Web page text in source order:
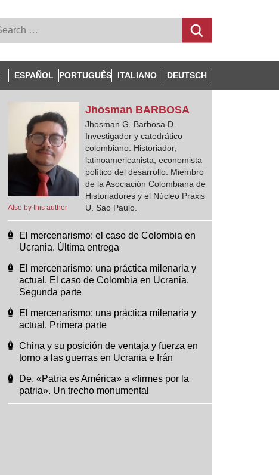
ESPAÑOL PORTUGUÊS ITALIANO DEUTSCH
Also by this author
Jhosman BARBOSA
Jhosman G. Barbosa D.
Investigador y catedrático
colombiano. Historiador,
latinoamericanista, economista
político del desarrollo. Miembro
de la Asociación Colombiana de
Historiadores y el Núcleo Praxis
U. Sao Paulo.
El mercenarismo: el caso de Colombia en
Ucrania. Última entrega
El mercenarismo: una práctica milenaria y
actual. El caso de Colombia en Ucrania.
Segunda parte
El mercenarismo: una práctica milenaria y
actual. Primera parte
China y su posición de ventaja y fuerza en
torno a las guerras en Ucrania e Irán
De, «Patria es América» a «firmes por la
patria». Un trecho monumental